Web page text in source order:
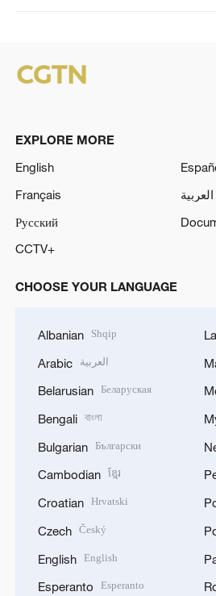
EXPLORE MORE
English
Français
العربية
Русский
CCTV+
CHOOSE YOUR LANGUAGE
Albanian Shqip
Arabic العربية
Belarusian Беларуская
Bengali বাংলা
Bulgarian Български
Cambodian ខ្មែរ
Croatian Hrvatski
Czech Český
English English
Esperanto Esperanto